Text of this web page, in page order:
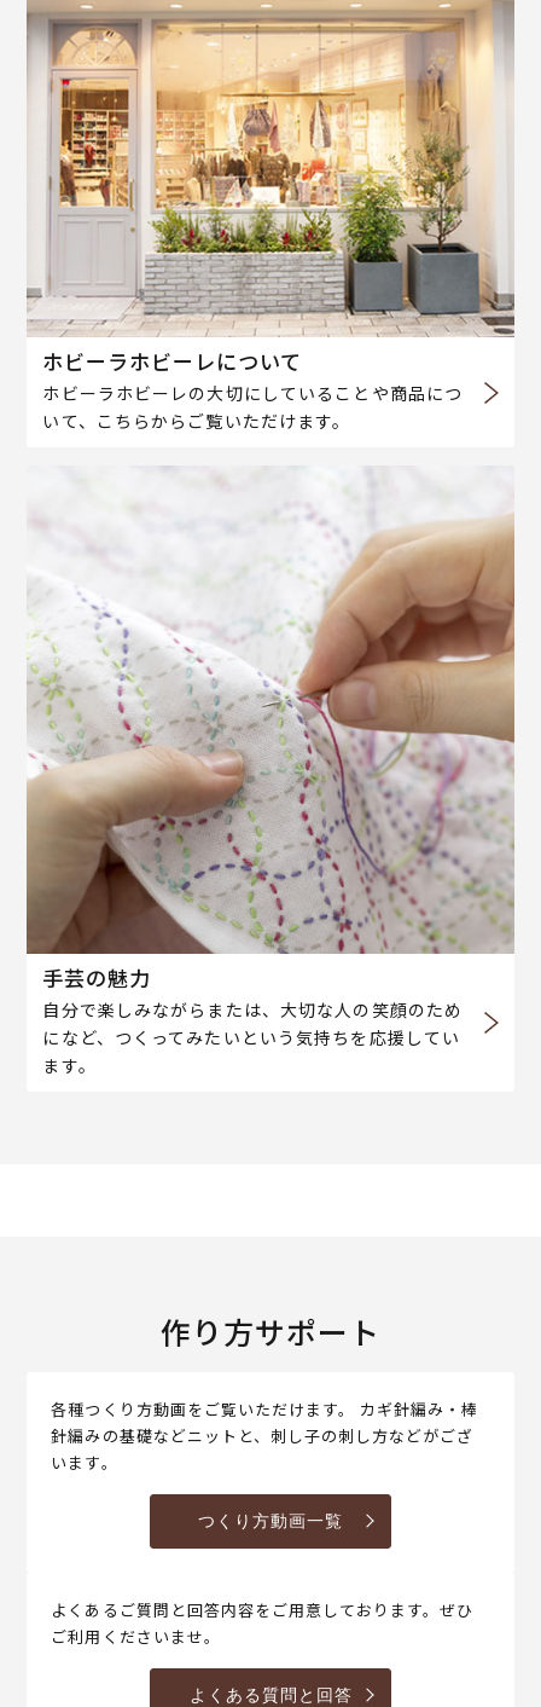
ホビーラホビーレについて
ホビーラホビーレの大切にしていることや商品につ
いて、こちらからご覧いただけます。
手芸の魅力
自分で楽しみながらまたは、大切な人の笑顔のため
になど、つくってみたいという気持ちを応援してい
ます。
作り方サポート
各種つくり方動画をご覧いただけます。 カギ針編み・棒
針編みの基礎などニットと、刺し子の刺し方などがござ
います。
つくり方動画一覧
よくあるご質問と回答内容をご用意しております。ぜひ
ご利用くださいませ。
よくある質問と回答